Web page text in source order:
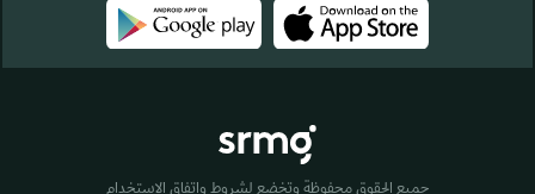
جميع الحقوق محفوظة وتخضع لشروط واتفاق الاستخدام